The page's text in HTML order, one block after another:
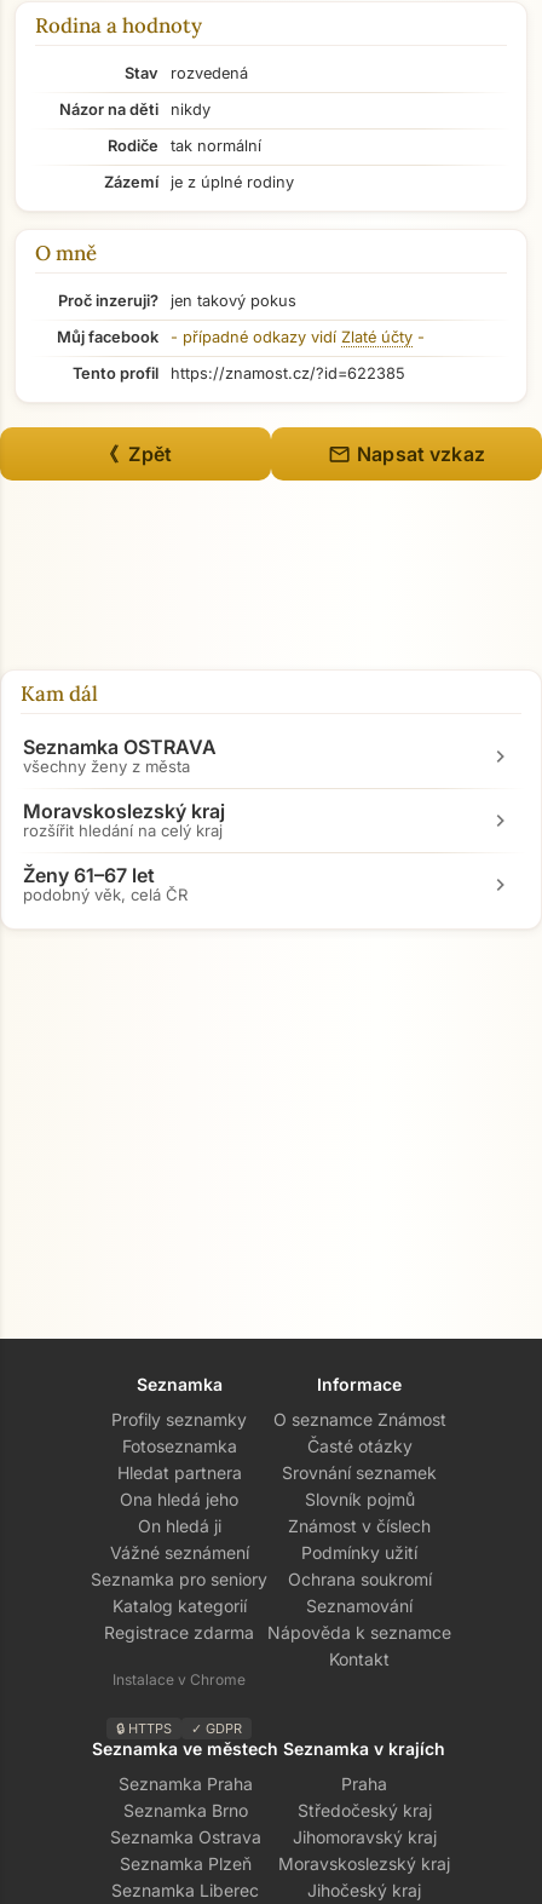
Přejít na hlavní obsah
Rodina a hodnoty
Stav
rozvedená
Názor na děti
nikdy
Rodiče
tak normální
Zázemí
je z úplné rodiny
O mně
Proč inzeruji?
jen takový pokus
Můj facebook
- případné odkazy vidí Zlaté účty -
Tento profil
https://znamost.cz/?id=622385
《 Zpět mail Napsat vzkaz
Kam dál
Seznamka OSTRAVA
všechny ženy z města chevron_right
Moravskoslezský kraj
rozšířit hledání na celý kraj chevron_right
Ženy 61–67 let
podobný věk, celá ČR chevron_right
Seznamka
Profily seznamky
Fotoseznamka
Hledat partnera
Ona hledá jeho
On hledá ji
Vážné seznámení
Seznamka pro seniory
Katalog kategorií
Registrace zdarma
Instalace v Chrome
🔒 HTTPS ✓ GDPR
Informace
O seznamce Známost
Časté otázky
Srovnání seznamek
Slovník pojmů
Známost v číslech
Podmínky užití
Ochrana soukromí
Seznamování
Nápověda k seznamce
Kontakt
Seznamka ve městech
Seznamka Praha
Seznamka Brno
Seznamka Ostrava
Seznamka Plzeň
Seznamka Liberec
Seznamka v krajích
Praha
Středočeský kraj
Jihomoravský kraj
Moravskoslezský kraj
Jihočeský kraj